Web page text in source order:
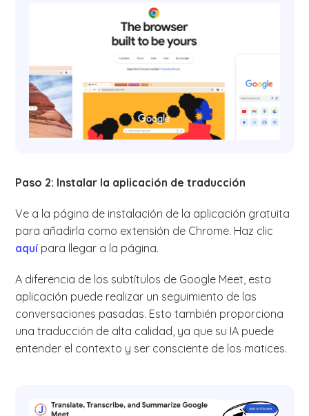
Paso 2: Instalar la aplicación de traducción
Ve a la página de instalación de la aplicación gratuita
para añadirla como extensión de Chrome. Haz clic
aquípara llegar a la página.
A diferencia de los subtítulos de Google Meet, esta
aplicación puede realizar un seguimiento de las
conversaciones pasadas. Esto también proporciona
una traducción de alta calidad, ya que su IA puede
entender el contexto y ser consciente de los matices.